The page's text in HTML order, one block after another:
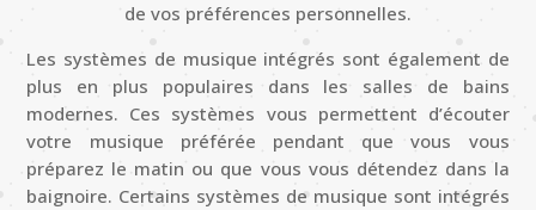
de vos préférences personnelles.
Les systèmes de musique intégrés sont également de
plus en plus populaires dans les salles de bains
modernes. Ces systèmes vous permettent d’écouter
votre musique préférée pendant que vous vous
préparez le matin ou que vous vous détendez dans la
baignoire. Certains systèmes de musique sont intégrés